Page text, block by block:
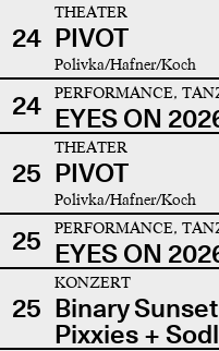
24
THEATER
PIVOT
Polivka/Hafner/Koch
24 PERFORMANCE,
EYES ON
25
THEATER
PIVOT
Polivka/Hafner/Koch
25 PERFORMANCE,
EYES ON
25
KONZERT
Binary
Pixxies + Sodl